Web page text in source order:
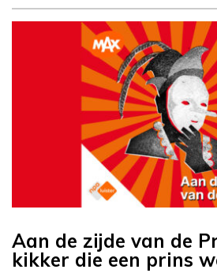
Aan de zijde van de
kikker die een prins